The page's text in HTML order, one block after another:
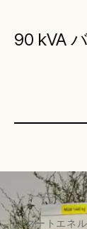
90 kVA
スマートエネ